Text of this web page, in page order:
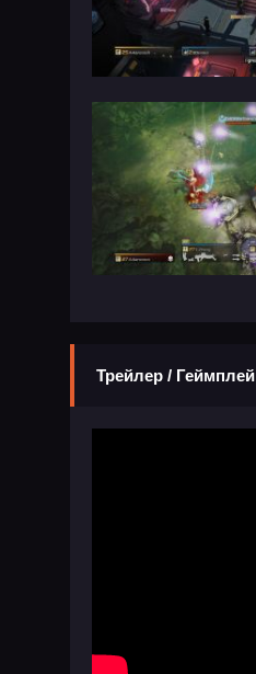
Трейлер / Геймплей